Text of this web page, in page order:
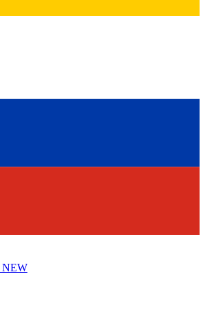
NEW